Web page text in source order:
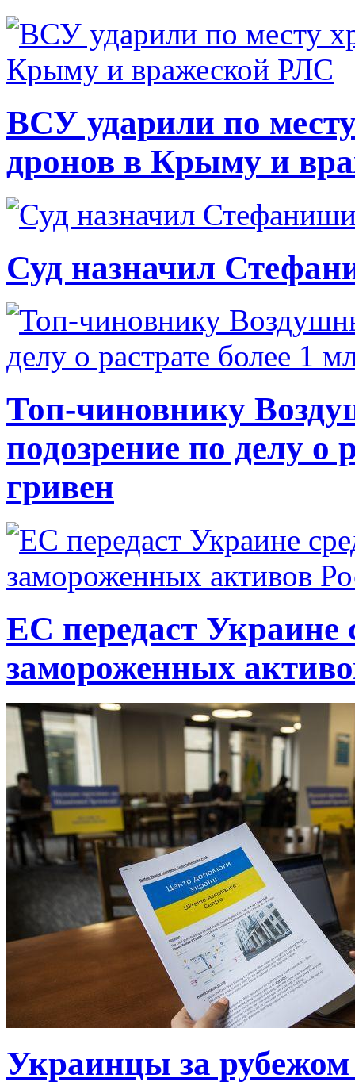
ВСУ ударили по
дронов в Крыму и
Суд назначил
Топ-чиновнику
подозрение по делу о
гривен
ЕС передаст Украине
замороженных
Украинцы за рубежом